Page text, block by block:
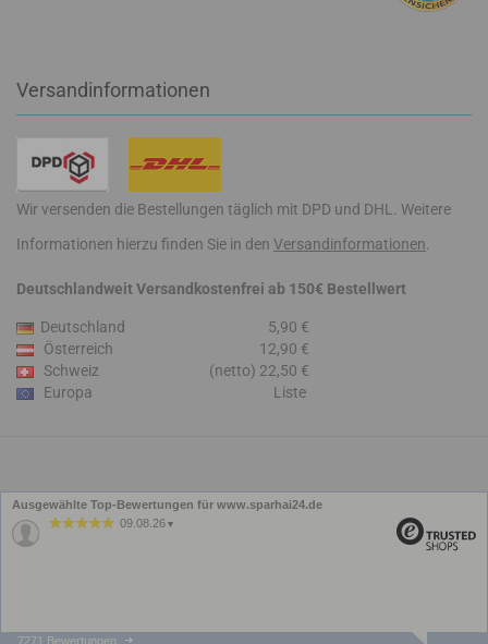
Versandinformationen
Wir versenden die Bestellungen täglich mit DPD und DHL. Weitere
Informationen hierzu finden Sie in den Versandinformationen
Deutschlandweit Versandkostenfrei ab 150€ Bestellwert
Deutschland
5,90 €
Österreich
12,90 €
Schweiz
(netto) 22,50 €
Europa
Liste
Ausgewählte Top-Bewertungen für www.sparhai24.de
09.08.26 ▼
7271 Bewertungen